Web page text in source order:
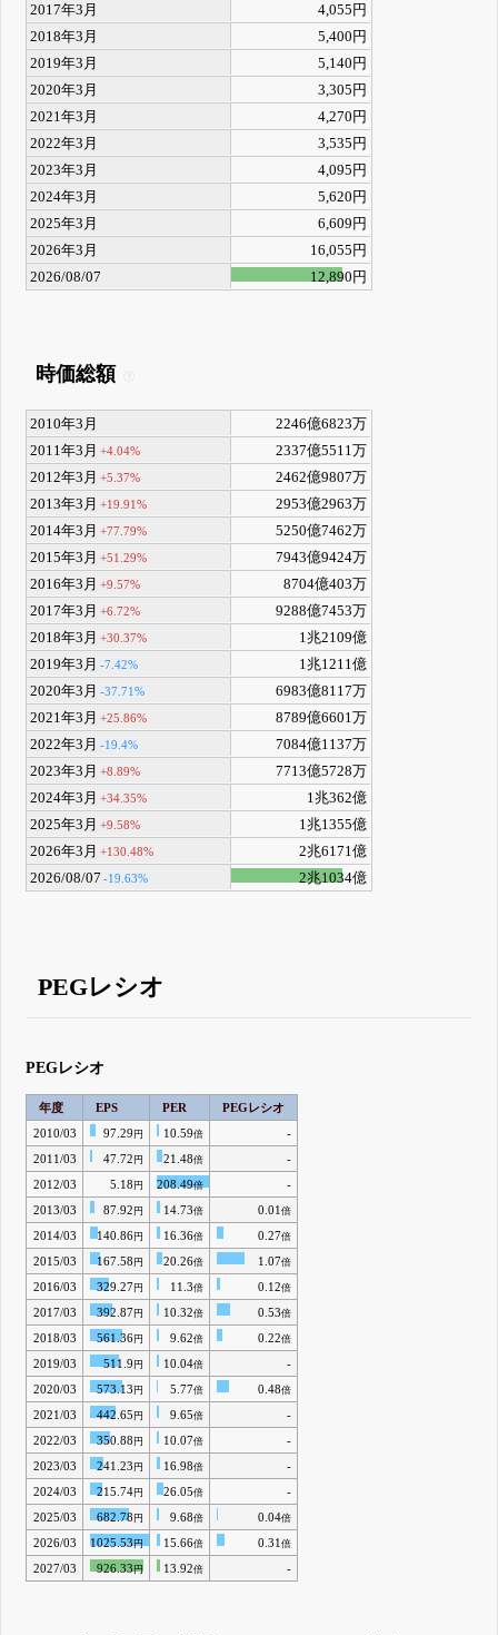
2017年3月
4,055円
2018年3月
5,400円
2019年3月
5,140円
2020年3月
3,305円
2021年3月
4,270円
2022年3月
3,535円
2023年3月
4,095円
2024年3月
5,620円
2025年3月
6,609円
2026年3月
16,055円
2026/08/07
12,890円
時価総額
2010年3月
2246億6823万
2011年3月 +4.04%
2337億5511万
2012年3月 +5.37%
2462億9807万
2013年3月 +19.91%
2953億2963万
2014年3月 +77.79%
5250億7462万
2015年3月 +51.29%
7943億9424万
2016年3月 +9.57%
8704億403万
2017年3月 +6.72%
9288億7453万
2018年3月 +30.37%
1兆2109億
2019年3月 -7.42%
1兆1211億
2020年3月 -37.71%
6983億8117万
2021年3月 +25.86%
8789億6601万
2022年3月 -19.4%
7084億1137万
2023年3月 +8.89%
7713億5728万
2024年3月 +34.35%
1兆362億
2025年3月 +9.58%
1兆1355億
2026年3月 +130.48%
2兆6171億
2026/08/07 -19.63% 2兆1034億
PEGレシオ
PEGレシオ
年度 EPS PER
PEGレシオ
2010/03
97.29 円 10.59倍
-
2011/03
47.72 円 21.48倍
-
2012/03
5.18 円 208.49倍
-
2013/03
87.92 円 14.73倍 0.01倍
2014/03 140.86円 16.36倍 0.27倍
2015/03 167.58 円 20.26倍 1.07倍
2016/03 329.27円 11.3倍 0.12倍
2017/03 392.87円 10.32倍 0.53倍
2018/03 561.36円 9.62倍 0.22倍
2019/03 511.9 円 10.04倍
-
2020/03
573.13 円 5.77倍 0.48倍
2021/03 442.65 円 9.65倍
-
2022/03
350.88 円 10.07倍
-
2023/03
241.23 円 16.98倍
-
2024/03
215.74円 26.05倍
-
2025/03
682.78 円 9.68倍 0.04倍
2026/03 1025.53円 15.66倍 0.31倍
2027/03 926.33円 13.92倍 -